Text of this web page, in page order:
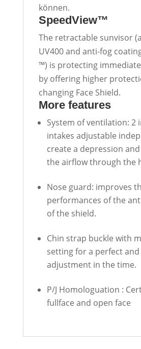
können.
SpeedView™
The retractable sunvisor
UV400 and anti-fog
™) is protecting
by offering higher
changing Face Shield.
More features
System of ventilation: 2
intakes adjustable
create a depression
the airflow through the
Nose guard: improves
performances of the
of the shield.
Chin strap buckle with
setting for a perfect
adjustment in the time.
P/J Homologuation :
fullface and open face